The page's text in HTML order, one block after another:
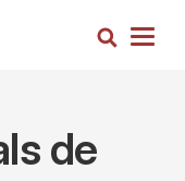
Search
de